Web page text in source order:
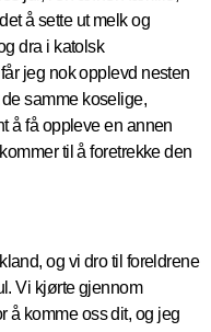
å sette ut melk og
dra i katolsk
jeg nok opplevd nesten
de samme koselige,
å få oppleve en annen
til å foretrekke den
og vi dro til foreldrene
Vi kjørte gjennom
å komme oss dit, og jeg